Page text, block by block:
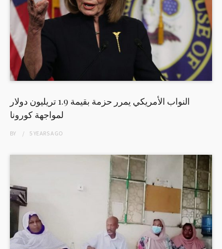
النواب الأمريكي يمرر حزمة بقيمة 1.9 تريليون دولار
لمواجهة كورونا
BY 5 YEARSAGO